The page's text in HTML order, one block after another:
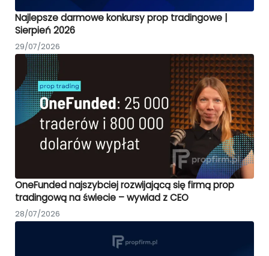
Najlepsze darmowe konkursy prop tradingowe |
Sierpień 2026
29/07/2026
OneFunded najszybciej rozwijającą się firmą prop
tradingową na świecie – wywiad z CEO
28/07/2026